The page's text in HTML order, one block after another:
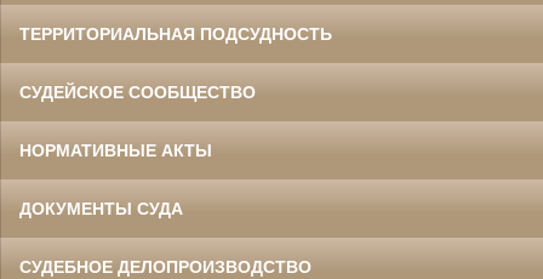
ТЕРРИТОРИАЛЬНАЯ ПОДСУДНОСТЬ
СУДЕЙСКОЕ СООБЩЕСТВО
НОРМАТИВНЫЕ АКТЫ
ДОКУМЕНТЫ СУДА
СУДЕБНОЕ ДЕЛОПРОИЗВОДСТВО